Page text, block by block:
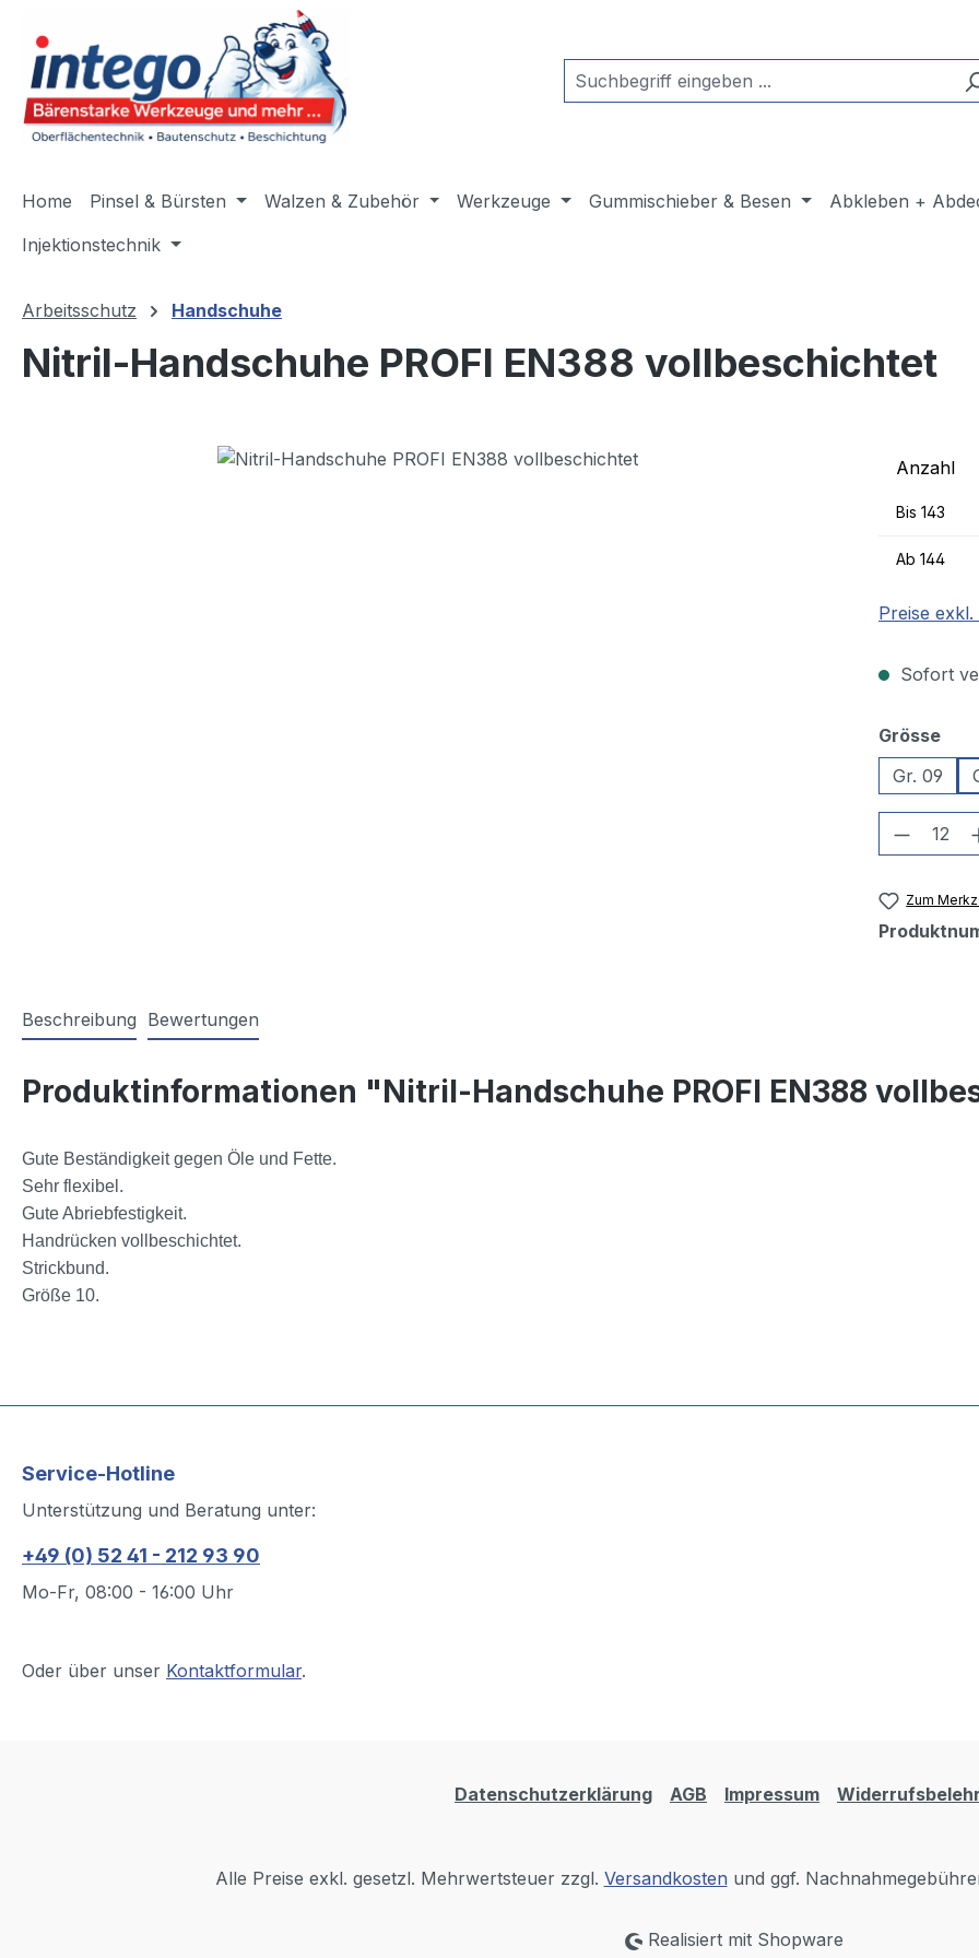
Zur Hauptnavigation springen
Home Pinsel & Bürsten Walzen & Zubehör Werkzeuge Gummischieber & Besen Abkleben +
Injektionstechnik
Arbeitsschutz Handschuhe
Nitril-Handschuhe PROFI EN388 vollbeschichtet
Bildergalerie überspringen Anzahl
Bis 143
Ab 144
Preise
Sofort
Grösse
Gr. 09
Zum
Beschreibung Bewertungen
Produktinformationen "Nitril-Handschuhe PROFI EN388
Gute Beständigkeit gegen Öle und Fette.
Sehr flexibel.
Gute Abriebfestigkeit.
Handrücken vollbeschichtet.
Strickbund.
Größe 10.
Service-Hotline
Unterstützung und Beratung unter:
+49 (0) 52 41 - 212 93 90
Mo-Fr, 08:00 - 16:00 Uhr
Oder über unser Kontaktformular.
Datenschutzerklärung AGB Impressum
Alle Preise exkl. gesetzl. Mehrwertsteuer zzgl. Versandkosten und ggf.
Realisiert mit Shopware